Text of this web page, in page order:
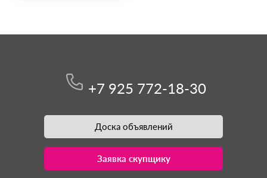
+7 925 772-18-30
Доска объявлений
Заявка скупщику